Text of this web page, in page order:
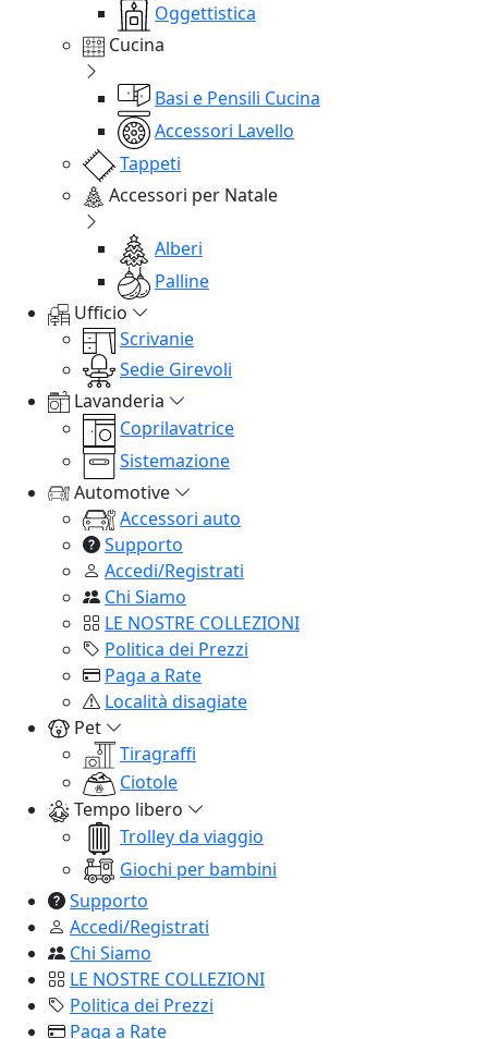
Oggettistica
Cucina
Basi e Pensili Cucina
Accessori Lavello
Tappeti
Accessori per Natale
Alberi
Palline
Ufficio
Scrivanie
Sedie Girevoli
Lavanderia
Coprilavatrice
Sistemazione
Automotive
Accessori auto
Supporto
Accedi/Registrati
Chi Siamo
LE NOSTRE COLLEZIONI
Politica dei Prezzi
Paga a Rate
Località disagiate
Pet
Tiragraffi
Ciotole
Tempo libero
Trolley da viaggio
Giochi per bambini
Supporto
Accedi/Registrati
Chi Siamo
LE NOSTRE COLLEZIONI
Politica dei Prezzi
Paga a Rate